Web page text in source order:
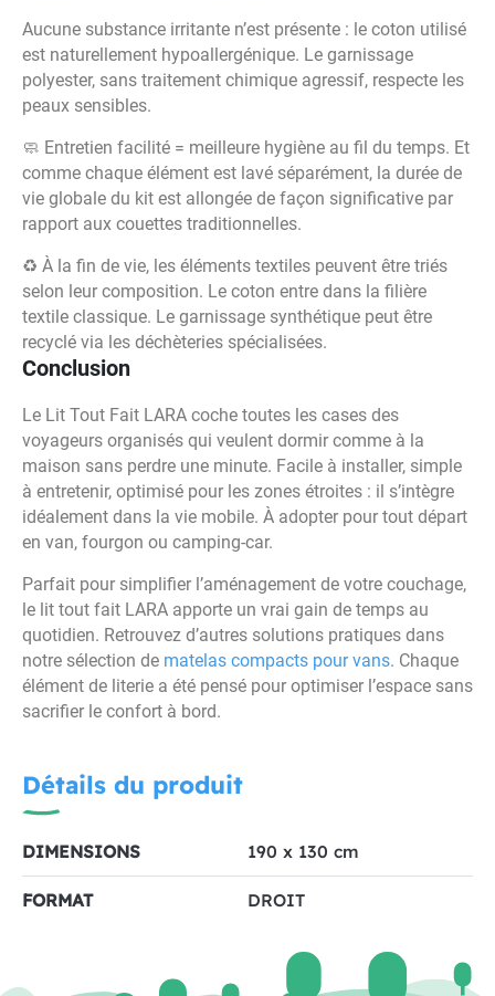
Aucune substance irritante n’est présente : le coton utilisé
est naturellement hypoallergénique. Le garnissage
polyester, sans traitement chimique agressif, respecte les
peaux sensibles.
🧼 Entretien facilité = meilleure hygiène au fil du temps. Et
comme chaque élément est lavé séparément, la durée de
vie globale du kit est allongée de façon significative par
rapport aux couettes traditionnelles.
♻️ À la fin de vie, les éléments textiles peuvent être triés
selon leur composition. Le coton entre dans la filière
textile classique. Le garnissage synthétique peut être
recyclé via les déchèteries spécialisées.
Conclusion
Le Lit Tout Fait LARA coche toutes les cases des
voyageurs organisés qui veulent dormir comme à la
maison sans perdre une minute. Facile à installer, simple
à entretenir, optimisé pour les zones étroites : il s’intègre
idéalement dans la vie mobile. À adopter pour tout départ
en van, fourgon ou camping-car.
Parfait pour simplifier l’aménagement de votre couchage,
le lit tout fait LARA apporte un vrai gain de temps au
quotidien. Retrouvez d’autres solutions pratiques dans
notre sélection de matelas compacts pour vans. Chaque
élément de literie a été pensé pour optimiser l’espace sans
sacrifier le confort à bord.
Détails du produit
DIMENSIONS 190 x 130 cm
FORMAT DROIT